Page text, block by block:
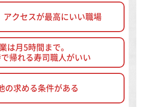
アクセスが最高にいい職場
は月5時間まで。
帰れる寿司職人がいい
の求める条件がある